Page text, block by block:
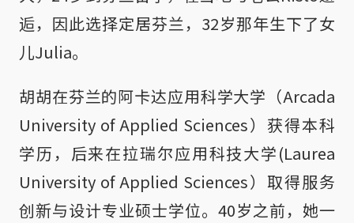
逅，因此选择定居芬兰，32岁那年生下了女
儿Julia。
胡胡在芬兰的阿卡达应用科学大学（Arcada
University of Applied Sciences）获得本科
学历，后来在拉瑞尔应用科技大学(Laurea
University of Applied Sciences）取得服务
创新与设计专业硕士学位。40岁之前，她一